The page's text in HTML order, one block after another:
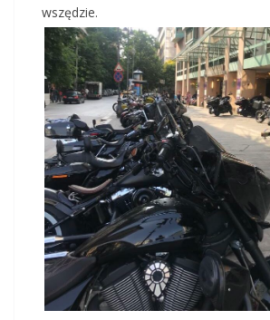
wszędzie.